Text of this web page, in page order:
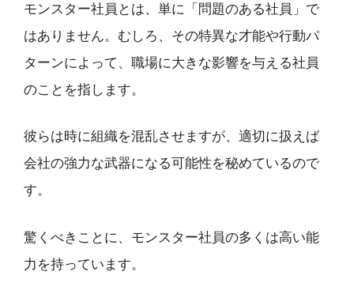
モンスター社員とは、単に「問題のある社員」で
はありません。むしろ、その特異な才能や行動パ
ターンによって、職場に大きな影響を与える社員
のことを指します。
彼らは時に組織を混乱させますが、適切に扱えば
会社の強力な武器になる可能性を秘めているので
す。
驚くべきことに、モンスター社員の多くは高い能
力を持っています。